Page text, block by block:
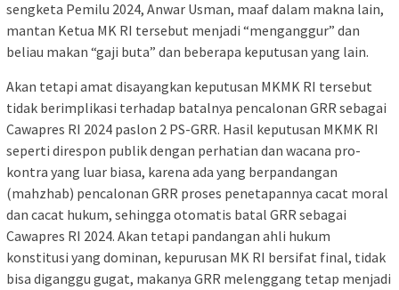
sengketa Pemilu 2024, Anwar Usman, maaf dalam makna lain,
mantan Ketua MK RI tersebut menjadi “menganggur” dan
beliau makan “gaji buta” dan beberapa keputusan yang lain.
Akan tetapi amat disayangkan keputusan MKMK RI tersebut
tidak berimplikasi terhadap batalnya pencalonan GRR sebagai
Cawapres RI 2024 paslon 2 PS-GRR. Hasil keputusan MKMK RI
seperti direspon publik dengan perhatian dan wacana pro-
kontra yang luar biasa, karena ada yang berpandangan
(mahzhab) pencalonan GRR proses penetapannya cacat moral
dan cacat hukum, sehingga otomatis batal GRR sebagai
Cawapres RI 2024. Akan tetapi pandangan ahli hukum
konstitusi yang dominan, kepurusan MK RI bersifat final, tidak
bisa diganggu gugat, makanya GRR melenggang tetap menjadi